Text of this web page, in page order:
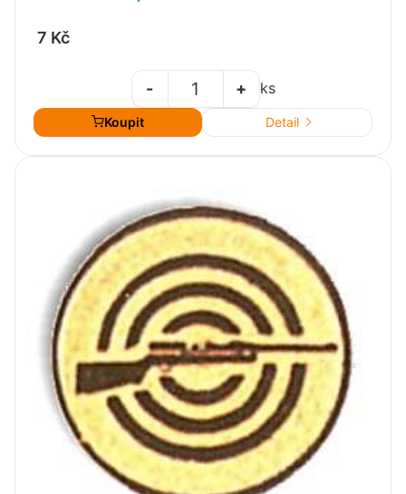
7 Kč
+
- ks
Koupit Detail